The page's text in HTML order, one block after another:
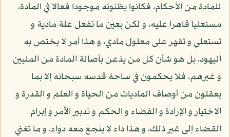
للمادة من الأحكام، فكانوا يظنونه موجودا فعالا في المادة،
مستعليا قاهرا عليه، و لكن بعين ما تفعل علة مادية و
تستعلي و تقهر على معلول مادي، و هذا أمر لا يختص به
اليهود، بل هو شأن كل من يذعن بأصالة المادة من المليين
و غيرهم، فلا يحكمون في ساحة قدسه سبحانه إلا بما
يعقلون من أوصاف الماديات من الحياة و العلم و القدرة و
الاختيار و الإرادة و القضاء و الحكم و تدبير الأمر و إبرام
القضاء إلى غير ذلك، و هذا داء لا ينجع معه دواء، و ما تغني